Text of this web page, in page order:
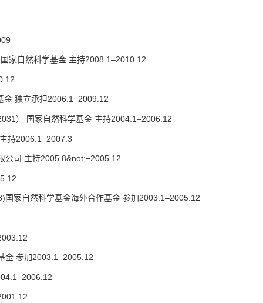
家自然科学基金 主持2008.1–2010.12
金 独立承担2006.1−2009.12
） 国家自然科学基金 主持2004.1–2006.12
持2006.1−2007.3
公司 主持2005.8&not;−2005.12
家自然科学基金海外合作基金 参加2003.1–2005.12
金 参加2003.1–2005.12